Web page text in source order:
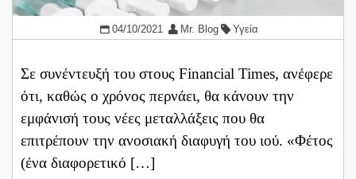
04/10/2021 Mr. Blog Υγεία
Σε συνέντευξή του στους Financial Times, ανέφερε
ότι, καθώς ο χρόνος περνάει, θα κάνουν την
εμφάνισή τους νέες μεταλλάξεις που θα
επιτρέπουν την ανοσιακή διαφυγή του ιού. «Φέτος
(ένα διαφορετικό […]